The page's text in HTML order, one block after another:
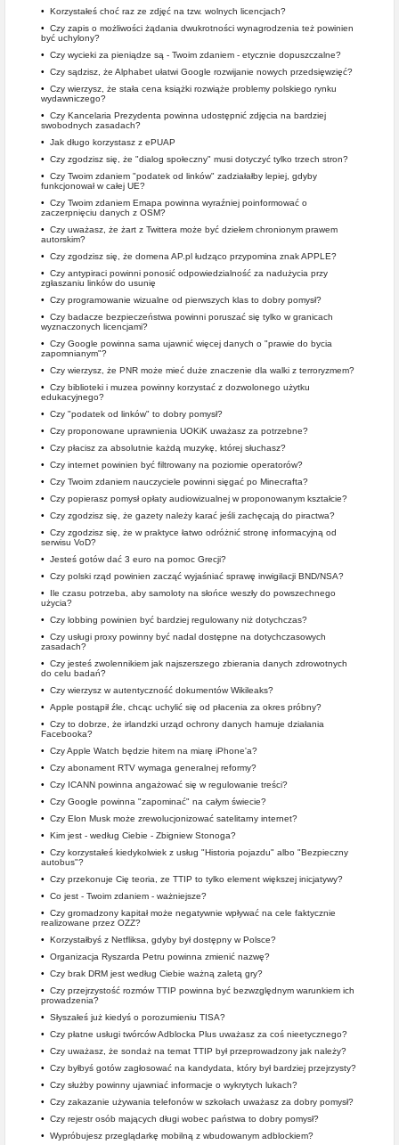
• Korzystałeś choć raz ze zdjęć na tzw. wolnych licencjach?
• Czy zapis o możliwości żądania dwukrotności wynagrodzenia też powinien
być uchylony?
• Czy wycieki za pieniądze są - Twoim zdaniem - etycznie dopuszczalne?
• Czy sądzisz, że Alphabet ułatwi Google rozwijanie nowych przedsięwzięć?
• Czy wierzysz, że stała cena książki rozwiąże problemy polskiego rynku
wydawniczego?
• Czy Kancelaria Prezydenta powinna udostępnić zdjęcia na bardziej
swobodnych zasadach?
• Jak długo korzystasz z ePUAP
• Czy zgodzisz się, że "dialog społeczny" musi dotyczyć tylko trzech stron?
• Czy Twoim zdaniem "podatek od linków" zadziałałby lepiej, gdyby
funkcjonował w całej UE?
• Czy Twoim zdaniem Emapa powinna wyraźniej poinformować o
zaczerpnięciu danych z OSM?
• Czy uważasz, że żart z Twittera może być dziełem chronionym prawem
autorskim?
• Czy zgodzisz się, że domena AP.pl łudząco przypomina znak APPLE?
• Czy antypiraci powinni ponosić odpowiedzialność za nadużycia przy
zgłaszaniu linków do usunię
• Czy programowanie wizualne od pierwszych klas to dobry pomysł?
• Czy badacze bezpieczeństwa powinni poruszać się tylko w granicach
wyznaczonych licencjami?
• Czy Google powinna sama ujawnić więcej danych o "prawie do bycia
zapomnianym"?
• Czy wierzysz, że PNR może mieć duże znaczenie dla walki z terroryzmem?
• Czy biblioteki i muzea powinny korzystać z dozwolonego użytku
edukacyjnego?
• Czy "podatek od linków" to dobry pomysł?
• Czy proponowane uprawnienia UOKiK uważasz za potrzebne?
• Czy płacisz za absolutnie każdą muzykę, której słuchasz?
• Czy internet powinien być filtrowany na poziomie operatorów?
• Czy Twoim zdaniem nauczyciele powinni sięgać po Minecrafta?
• Czy popierasz pomysł opłaty audiowizualnej w proponowanym kształcie?
• Czy zgodzisz się, że gazety należy karać jeśli zachęcają do piractwa?
• Czy zgodzisz się, że w praktyce łatwo odróżnić stronę informacyjną od
serwisu VoD?
• Jesteś gotów dać 3 euro na pomoc Grecji?
• Czy polski rząd powinien zacząć wyjaśniać sprawę inwigilacji BND/NSA?
• Ile czasu potrzeba, aby samoloty na słońce weszły do powszechnego
użycia?
• Czy lobbing powinien być bardziej regulowany niż dotychczas?
• Czy usługi proxy powinny być nadal dostępne na dotychczasowych
zasadach?
• Czy jesteś zwolennikiem jak najszerszego zbierania danych zdrowotnych
do celu badań?
• Czy wierzysz w autentyczność dokumentów Wikileaks?
• Apple postąpił źle, chcąc uchylić się od płacenia za okres próbny?
• Czy to dobrze, że irlandzki urząd ochrony danych hamuje działania
Facebooka?
• Czy Apple Watch będzie hitem na miarę iPhone'a?
• Czy abonament RTV wymaga generalnej reformy?
• Czy ICANN powinna angażować się w regulowanie treści?
• Czy Google powinna "zapominać" na całym świecie?
• Czy Elon Musk może zrewolucjonizować satelitarny internet?
• Kim jest - według Ciebie - Zbigniew Stonoga?
• Czy korzystałeś kiedykolwiek z usług "Historia pojazdu" albo "Bezpieczny
autobus"?
• Czy przekonuje Cię teoria, ze TTIP to tylko element większej inicjatywy?
• Co jest - Twoim zdaniem - ważniejsze?
• Czy gromadzony kapitał może negatywnie wpływać na cele faktycznie
realizowane przez OZZ?
• Korzystałbyś z Netfliksa, gdyby był dostępny w Polsce?
• Organizacja Ryszarda Petru powinna zmienić nazwę?
• Czy brak DRM jest według Ciebie ważną zaletą gry?
• Czy przejrzystość rozmów TTIP powinna być bezwzględnym warunkiem ich
prowadzenia?
• Słyszałeś już kiedyś o porozumieniu TISA?
• Czy płatne usługi twórców Adblocka Plus uważasz za coś nieetycznego?
• Czy uważasz, że sondaż na temat TTIP był przeprowadzony jak należy?
• Czy byłbyś gotów zagłosować na kandydata, który był bardziej przejrzysty?
• Czy służby powinny ujawniać informacje o wykrytych lukach?
• Czy zakazanie używania telefonów w szkołach uważasz za dobry pomysł?
• Czy rejestr osób mających długi wobec państwa to dobry pomysł?
• Wypróbujesz przeglądarkę mobilną z wbudowanym adblockiem?